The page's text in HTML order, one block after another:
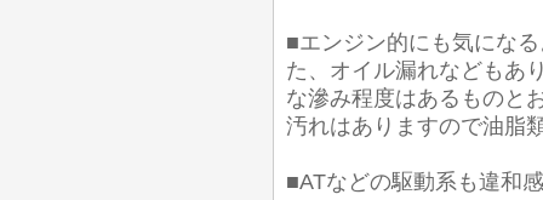
■エンジン的にも気にな
た、オイル漏れなどもあ
な滲み程度はあるものと
汚れはありますので油脂
■ATなどの駆動系も違和